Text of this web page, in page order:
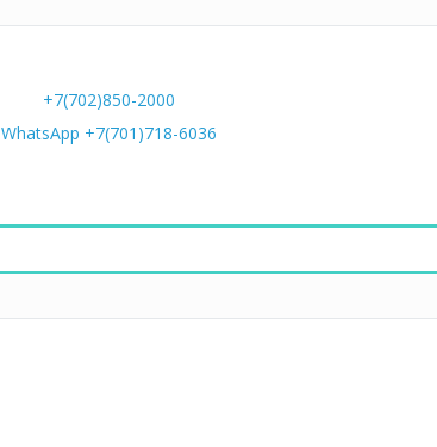
+7(702)850-2000
WhatsApp +7(701)718-6036